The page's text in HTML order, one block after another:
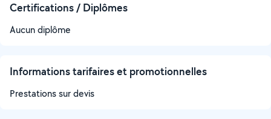
Certifications / Diplômes
Aucun diplôme
Informations tarifaires et promotionnelles
Prestations sur devis